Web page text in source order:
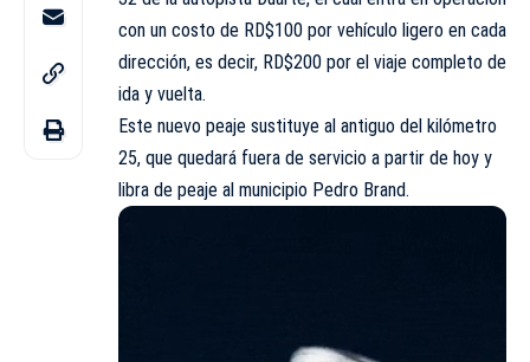
con un costo de RD$100 por vehículo ligero en cada
dirección, es decir, RD$200 por el viaje completo de
ida y vuelta.
Este nuevo peaje sustituye al antiguo del kilómetro
25, que quedará fuera de servicio a partir de hoy y
libra de peaje al municipio Pedro Brand.